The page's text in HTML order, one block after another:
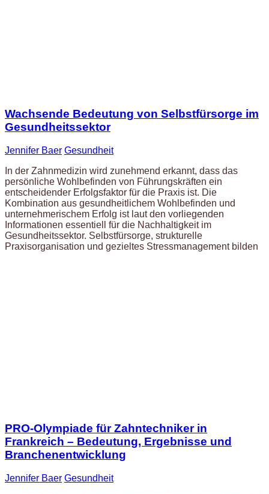
Wachsende Bedeutung von Selbstfürsorge im
Gesundheitssektor
Jennifer Baer Gesundheit
In der Zahnmedizin wird zunehmend erkannt, dass das
persönliche Wohlbefinden von Führungskräften ein
entscheidender Erfolgsfaktor für die Praxis ist. Die
Kombination aus gesundheitlichem Wohlbefinden und
unternehmerischem Erfolg ist laut den vorliegenden
Informationen essentiell für die Nachhaltigkeit im
Gesundheitssektor. Selbstfürsorge, strukturelle
Praxisorganisation und gezieltes Stressmanagement bilden
PRO-Olympiade für Zahntechniker in
Frankreich – Bedeutung, Ergebnisse und
Branchenentwicklung
Jennifer Baer Gesundheit